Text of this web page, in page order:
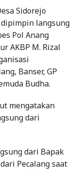
Pol Anang
AKBP M. Rizal
Banser, GP
Budha.
mengatakan
dari
dari Bapak
Pecalang saat
kali di
lain,” ucapnya.